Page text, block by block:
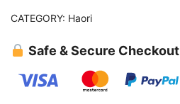
CATEGORY: Haori
Safe & Secure Checkout